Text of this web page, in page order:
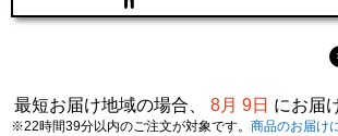
最短お届け地域の場合、 8月 9日 にお届
※22時間39分以内のご注文が対象です。 商品のお届け